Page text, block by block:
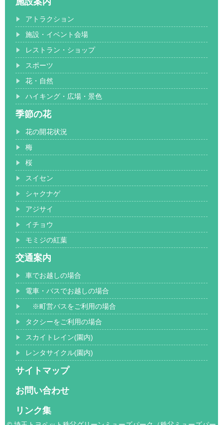
アトラクション
施設・イベント会場
レストラン・ショップ
スポーツ
花・自然
ハイキング・広場・景色
季節の花
花の開花状況
梅
桜
スイセン
シャクナゲ
アジサイ
イチョウ
モミジの紅葉
交通案内
車でお越しの場合
電車・バスでお越しの場合
※町営バスをご利用の場合
タクシーをご利用の場合
スカイトレイン(園内)
レンタサイクル(園内)
サイトマップ
お問い合わせ
リンク集